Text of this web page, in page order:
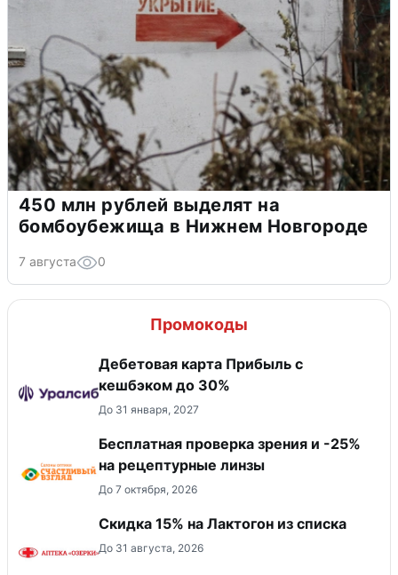
450 млн рублей выделят на
бомбоубежища в Нижнем Новгороде
7 августа 0
Промокоды
Дебетовая карта Прибыль с
кешбэком до 30%
До 31 января, 2027
Бесплатная проверка зрения и -25%
на рецептурные линзы
До 7 октября, 2026
Скидка 15% на Лактогон из списка
До 31 августа, 2026